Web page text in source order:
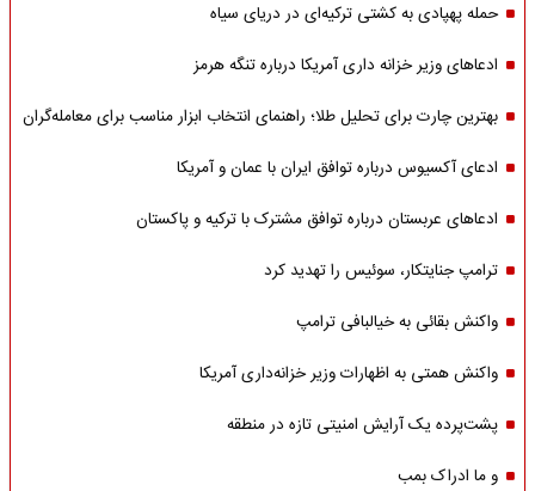
حمله پهپادی به کشتی ترکیه‌ای در دریای سیاه
ادعاهای وزیر خزانه داری آمریکا درباره تنگه هرمز
بهترین چارت برای تحلیل طلا؛ راهنمای انتخاب ابزار مناسب برای معامله‌گران
ادعای آکسیوس درباره توافق ایران با عمان و آمریکا
ادعاهای عربستان درباره توافق مشترک با ترکیه و پاکستان
ترامپ جنایتکار، سوئیس را تهدید کرد
واکنش بقائی به خیالبافی ترامپ
واکنش همتی به اظهارات وزیر خزانه‌داری آمریکا
پشت‌پرده یک آرایش امنیتی تازه در منطقه
و ما ادراک بمب